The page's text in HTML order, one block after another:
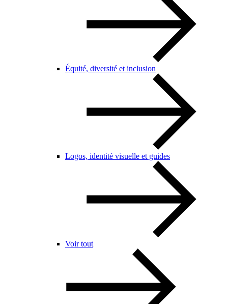
Équité, diversité et inclusion
Logos, identité visuelle et guides
Voir tout